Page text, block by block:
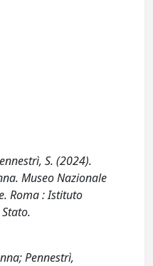
S. (2024).
Museo Nazionale
Roma : Istituto
Pennestrì,